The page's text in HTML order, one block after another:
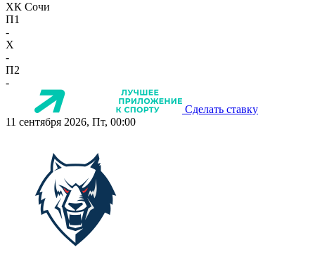
ХК Сочи
П1
-
X
-
П2
-
Сделать ставку
11 сентября 2026, Пт, 00:00